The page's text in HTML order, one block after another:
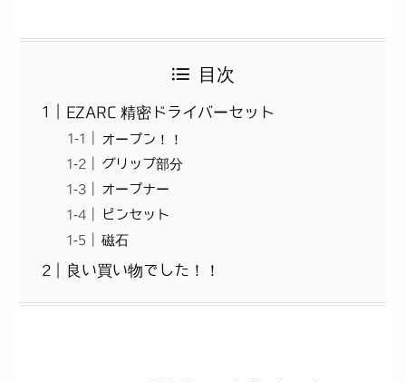
目次
EZARC 精密ドライバーセット
オープン！！
グリップ部分
オープナー
ピンセット
磁石
良い買い物でした！！